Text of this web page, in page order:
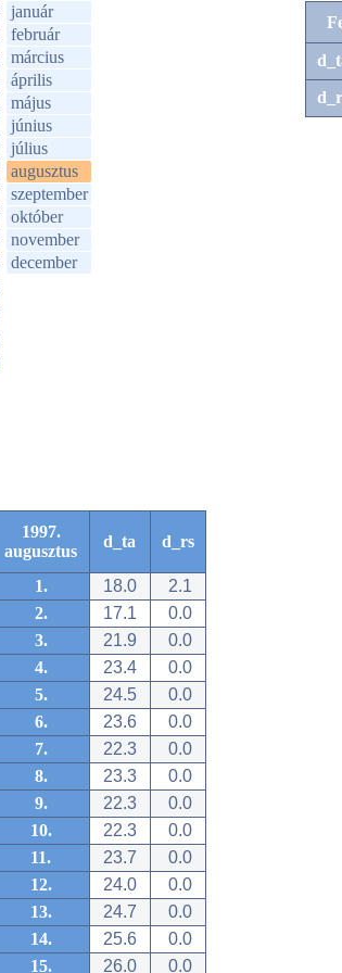
január
február
március
április
május
június
július
augusztus
szeptember
október
november
december
1997.
augusztus
d_ta d_rs
1. 18.0
2.1
2.
17.1
0.0
3.
21.9
0.0
4.
23.4
0.0
5.
24.5
0.0
6.
23.6
0.0
7.
22.3
0.0
8.
23.3
0.0
9.
22.3
0.0
10.
22.3
0.0
11.
23.7
0.0
12.
24.0
0.0
13.
24.7
0.0
14.
25.6
0.0
15.
26.0 0.0